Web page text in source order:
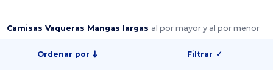
Camisas Vaqueras Mangas largas al por mayor y al por menor
Ordenar por Filtrar ✓